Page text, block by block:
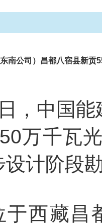
南公司）昌都八宿县新贡
，中国
万千瓦
设计阶段
于西藏昌